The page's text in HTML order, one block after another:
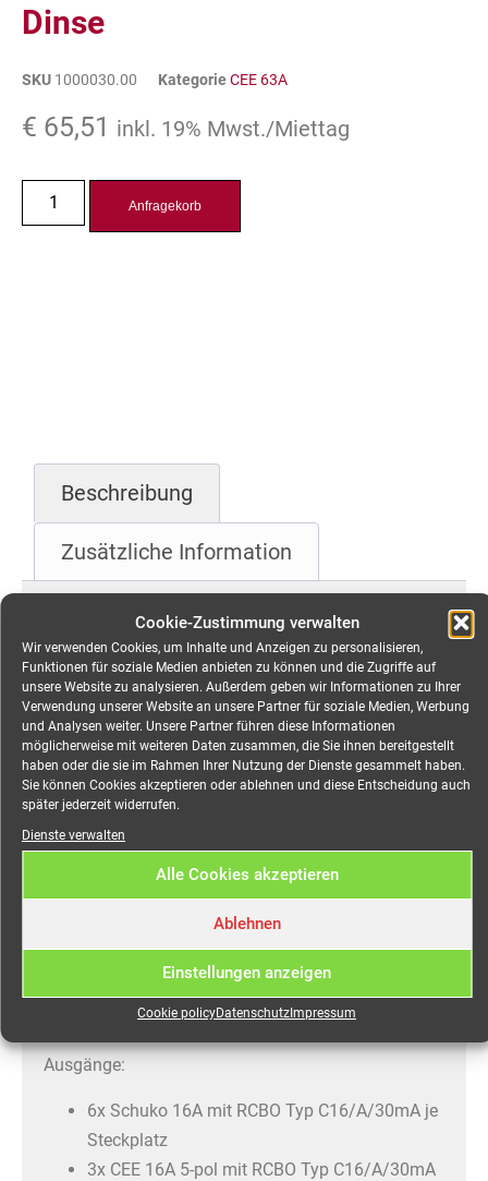
Cookie-Zustimmung verwalten
Wir verwenden Cookies, um Inhalte und Anzeigen zu personalisieren,
Funktionen für soziale Medien anbieten zu können und die Zugriffe auf
unsere Website zu analysieren. Außerdem geben wir Informationen zu Ihrer
Verwendung unserer Website an unsere Partner für soziale Medien, Werbung
und Analysen weiter. Unsere Partner führen diese Informationen
möglicherweise mit weiteren Daten zusammen, die Sie ihnen bereitgestellt
haben oder die sie im Rahmen Ihrer Nutzung der Dienste gesammelt haben.
Sie können Cookies akzeptieren oder ablehnen und diese Entscheidung auch
später jederzeit widerrufen.
Dienste verwalten
Alle Cookies akzeptieren
Ablehnen
Einstellungen anzeigen
Cookie policyDatenschutzImpressum
Dinse
SKU 1000030.00 KategorieCEE 63A
€ 65,51 inkl. 19% Mwst./Miettag
Anfragekorb
Beschreibung
Zusätzliche Information
Beschreibung
Verteiler CEE 63A auf 1x
CEE 63A, 3x CEE 32A, 3x
CEE 16A, 6x Schuko, 1x
cPot, 1x PE-Dinse mieten
Robuster Event-Stromverteiler für Messe, Event,
Open-Air, Veranstaltungen jeglicher Art.
CEE 63A 5-pol
Hauptschalter
Ausgänge:
6x Schuko 16A mit RCBO Typ C16/A/30mA je
Steckplatz
3x CEE 16A 5-pol mit RCBO Typ C16/A/30mA